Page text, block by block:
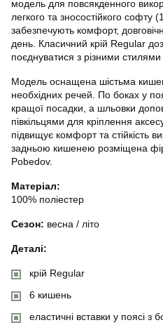
модель для повсякденного
легкого та зносостійкого софту
забезпечують комфорт,
день. Класичний крій Regular
поєднуватися з різними стилями
Модель оснащена шістьма
необхідних речей. По боках у
кращої посадки, а шльовки
півкільцями для кріплення
підвищує комфорт та стійкість
задньою кишенею розміщена
Pobedov.
Матеріал:
100% поліестер
Сезон: весна / літо
Деталі:
крій Regular
6 кишень
еластичні вставки у поясі з